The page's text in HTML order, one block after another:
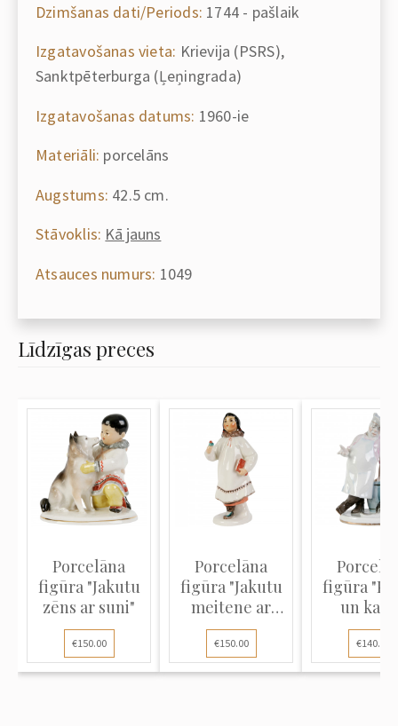
Dzimšanas dati/Periods: 1744 - pašlaik
Izgatavošanas vieta: Krievija (PSRS),
Sanktpēterburga (Ļeņingrada)
Izgatavošanas datums: 1960-ie
Materiāli: porcelāns
Augstums: 42.5 cm.
Stāvoklis: Kā jauns
Atsauces numurs: 1049
Līdzīgas preces
Porcelāna
figūra "Jakutu
zēns ar suni"
€150.00
Porcelāna
figūra "Jakutu
meitene ar
ziedu un
grāmatu"
€150.00
figūra
un
€140.00